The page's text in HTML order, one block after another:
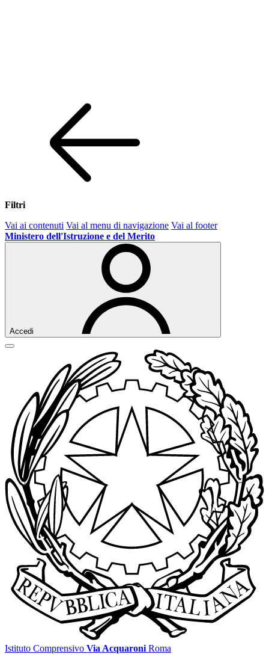
Filtri
Vai ai contenuti Vai al menu di navigazione Vai al footer
Ministero dell'Istruzione e del Merito
Accedi
Istituto Comprensivo Via Acquaroni Roma